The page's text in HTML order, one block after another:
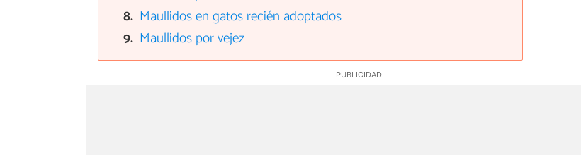
Maullidos en gatos recién adoptados
Maullidos por vejez